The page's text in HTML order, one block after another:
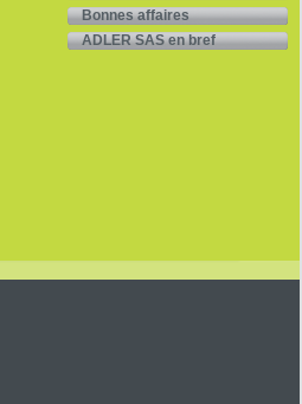
Bonnes affaires
ADLER SAS en bref